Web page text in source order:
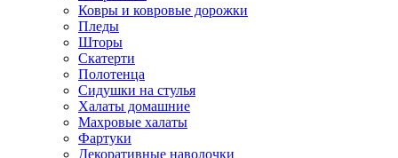
Ковры и ковровые дорожки
Пледы
Шторы
Скатерти
Полотенца
Сидушки на стулья
Халаты домашние
Махровые халаты
Фартуки
Декоративные наволочки